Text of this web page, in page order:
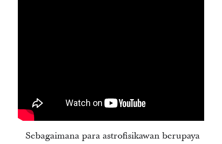
Sebagaimana para astrofisikawan berupaya